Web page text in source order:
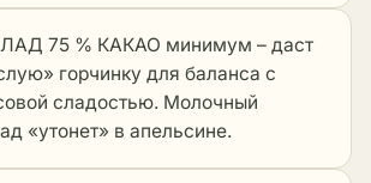
75 % КАКАО минимум – даст
горчинку для баланса с
сладостью. Молочный
«утонет» в апельсине.